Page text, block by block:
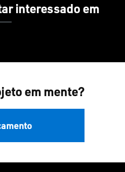
interessado em
em mente?